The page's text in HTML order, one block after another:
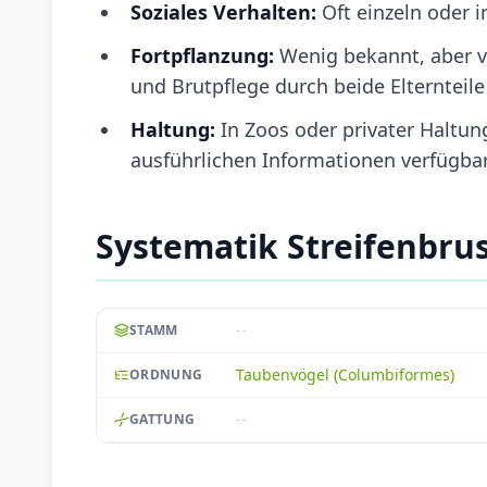
Soziales Verhalten: Oft einzeln oder
Fortpflanzung: Wenig bekannt, aber
und Brutpflege durch beide Elternteile
Haltung: In Zoos oder privater
ausführlichen Informationen
Systematik
STAMM --
ORDNUNG Taubenvögel (Columbiformes)
GATTUNG --